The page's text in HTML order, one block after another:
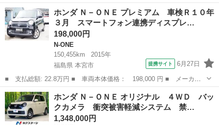
名： ホンダ ■ 車種名： Ｎ－ＯＮＥ ■ グレード名： ４ＷＤ
Ｇ 新品タイヤ／ＥＢＤ付ＡＢＳ／横滑り防止装置／アイドリングス
トップ／エア...
山形 山形市 N-ONE
ホンダ Ｎ－ＯＮＥ プレミアム 車検Ｒ１０年
３月 スマートフォン連携ディスプレ…
198,000円
N-ONE
150,455km
2015年
福島県 本宮市
提携サイト 6月27日
■ 支払総額: 22.8万円 ■ 車両本体価格： 198,000 円 ■ メーカー
名： ホンダ ■ 車種名： Ｎ－ＯＮＥ ■ グレード名： プレミア
ム 車検Ｒ１０年３月 スマートフォン連携ディスプレイオーディ
オ スーパーＵ...
福島 本宮市 N-ONE
ホンダ Ｎ－ＯＮＥ オリジナル ４ＷＤ バッ
クカメラ 衝突被害軽減システム 禁…
1,348,000円